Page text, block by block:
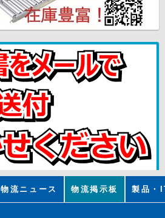
物流ニュース 物流掲示板 製品・